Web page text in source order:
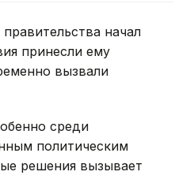
начал
принесли ему
вызвали
среди
политическим
решения вызывает